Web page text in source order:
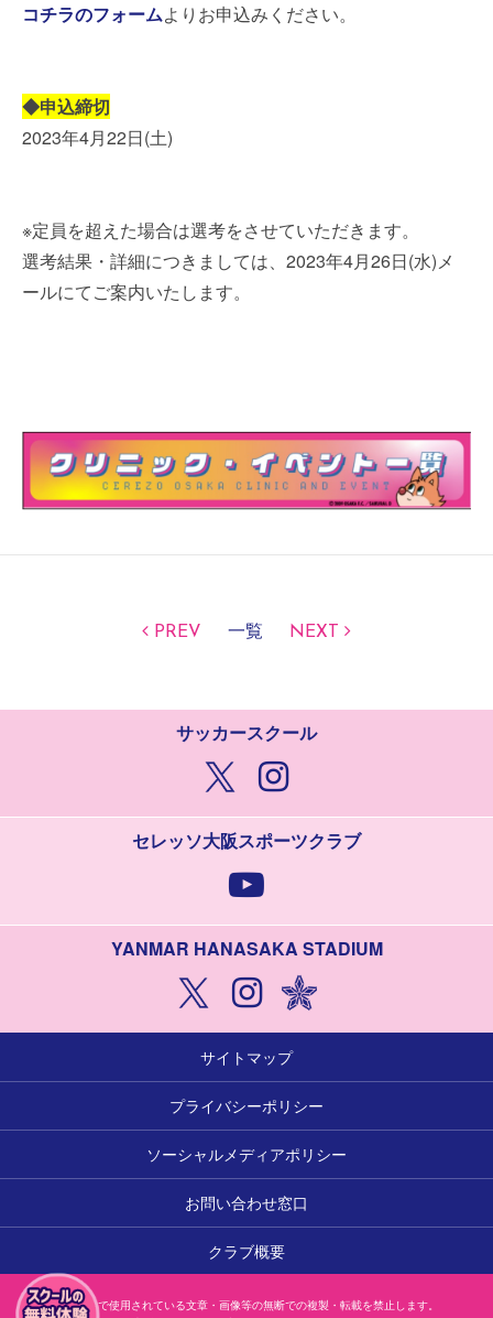
コチラのフォームよりお申込みください。
◆申込締切
2023年4月22日(土)
※定員を超えた場合は選考をさせていただきます。
選考結果・詳細につきましては、2023年4月26日(水)メ
ールにてご案内いたします。
PREV 一覧 NEXT
サッカースクール
セレッソ大阪スポーツクラブ
YANMAR HANASAKA STADIUM
サイトマップ
プライバシーポリシー
ソーシャルメディアポリシー
お問い合わせ窓口
クラブ概要
本サイトで使用されている文章・画像等の無断での複製・転載を禁止します。